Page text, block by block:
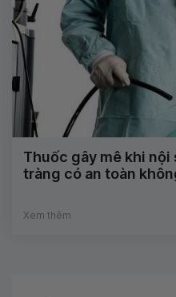
Thuốc gây mê khi nội
tràng có an toàn
Xem thêm